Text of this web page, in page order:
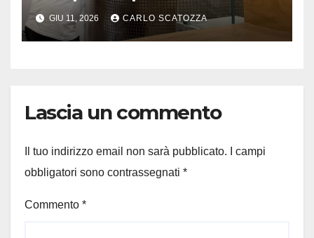
GIU 11, 2026 CARLO SCATOZZA
Lascia un commento
Il tuo indirizzo email non sarà pubblicato.
I campi
obbligatori sono contrassegnati *
Commento *